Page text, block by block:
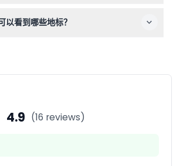
物中心，或根据运营商不同从亚特兰蒂斯
以看到哪些地标？
4.9 (16 reviews)